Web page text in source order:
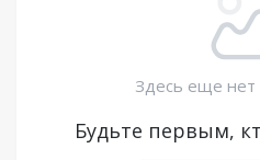
Здесь еще нет
Будьте первым,